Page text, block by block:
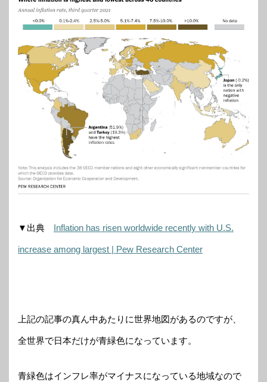
▼出典 Inflation has risen worldwide recently with U.S.
increase among largest | Pew Research Center
上記の記事の真ん中あたりに世界地図があるのですが、
全世界で日本だけが青緑色になっています。
青緑色はインフレ率がマイナスになっている地域なので